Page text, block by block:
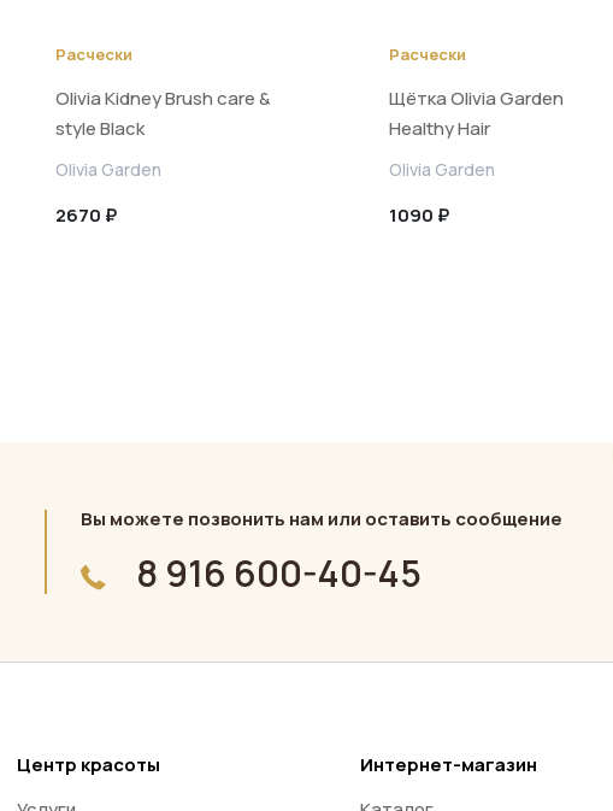
Расчески
Olivia Kidney Brush care &
style Black
Olivia Garden
2670 ₽
Расчески
Щётка Olivia Garden
Healthy Hair
Olivia Garden
1090 ₽
Вы можете позвонить нам или оставить сообщение
8 916 600-40-45
Центр красоты
Интернет-магазин